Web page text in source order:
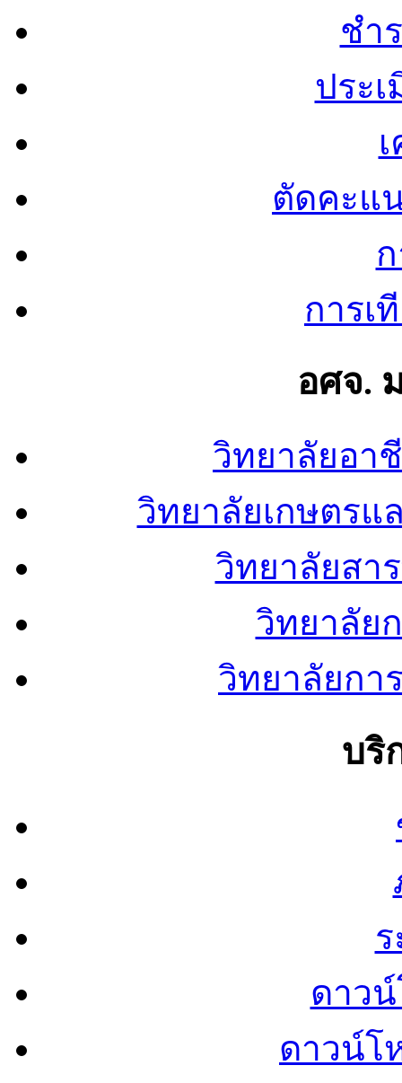
ชำ
ประ
ตัดคะแ
การเ
อศจ.
วิทยาลัยอา
วิทยาลัยเกษตรแ
วิทยาลัยสา
วิทยาลัย
วิทยาลัยก
บริ
ดาว
ดาวน์โ